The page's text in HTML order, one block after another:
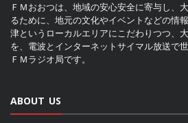
ＦＭおおつは、地域の安心安全に寄与し、
るために、地元の文化やイベントなどの情
津というローカルエリアにこだわりつつ、
を、電波とインターネットサイマル放送で
ＦＭラジオ局です。
ABOUT US